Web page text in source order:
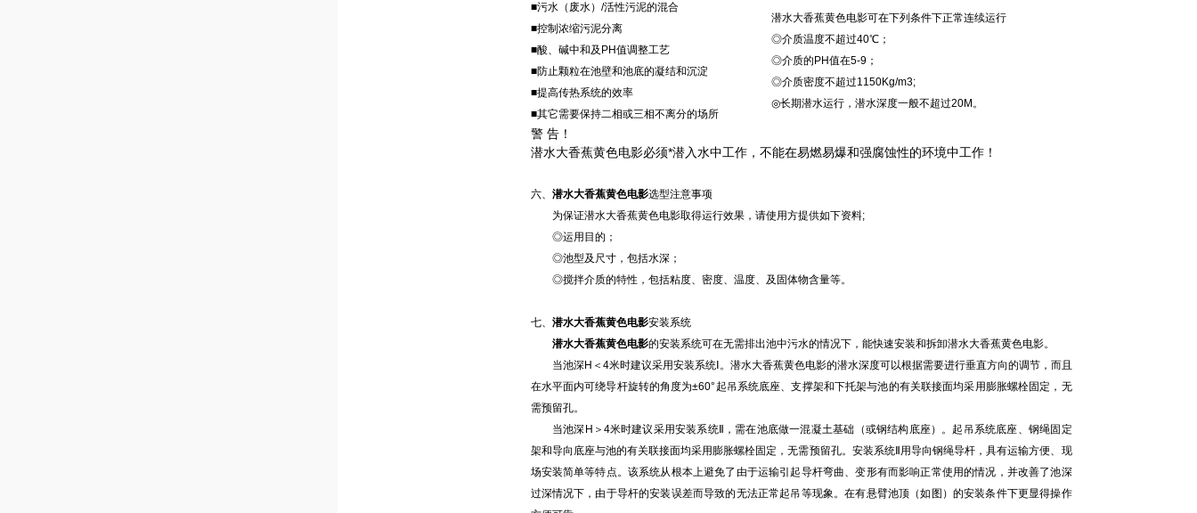
■污水（废水）/活性污泥的混合
■控制浓缩污泥分离
■酸、碱中和及PH值调整工艺
■防止颗粒在池壁和池底的凝结和沉淀
■提高传热系统的效率
■其它需要保持二相或三相不离分的场所
潜水大香蕉黄色电影可在下列条件下正常连续运行
◎介质温度不超过40℃；
◎介质的PH值在5-9；
◎介质密度不超过1150Kg/m3;
◎长期潜水运行，潜水深度一般不超过20M。
警 告！
潜水大香蕉黄色电影必须*潜入水中工作，不能在易燃易爆和强腐蚀性的环境中工作！
六、 潜水大香蕉黄色电影选型注意事项
为保证潜水大香蕉黄色电影取得运行效果，请使用方提供如下资料;
◎运用目的；
◎池型及尺寸，包括水深；
◎搅拌介质的特性，包括粘度、密度、温度、及固体物含量等。
七、 潜水大香蕉黄色电影安装系统
潜水大香蕉黄色电影的安装系统可在无需排出池中污水的情况下，能快速安装和拆卸潜水大香蕉黄色电影。
当池深H＜4米时建议采用安装系统Ⅰ。潜水大香蕉黄色电影的潜水深度可以根据需要进行垂直方向的调节，而且
在水平面内可绕导杆旋转的角度为±60°起吊系统底座、支撑架和下托架与池的有关联接面均采用膨胀螺栓固定，无
需预留孔。
当池深H＞4米时建议采用安装系统Ⅱ，需在池底做一混凝土基础（或钢结构底座）。起吊系统底座、钢绳固定
架和导向底座与池的有关联接面均采用膨胀螺栓固定，无需预留孔。安装系统Ⅱ用导向钢绳导杆，具有运输方便、现
场安装简单等特点。该系统从根本上避免了由于运输引起导杆弯曲、变形有而影响正常使用的情况，并改善了池深
过深情况下，由于导杆的安装误差而导致的无法正常起吊等现象。在有悬臂池顶（如图）的安装条件下更显得操作